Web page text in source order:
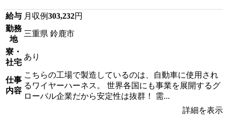
給与 月収例303,232円
勤務
地
三重県 鈴鹿市
寮・
社宅
あり
仕事
内容
こちらの工場で製造しているのは、自動車に使用され
るワイヤーハーネス。 世界各国にも事業を展開するグ
ローバル企業だから安定性は抜群！ 需...
詳細を表示